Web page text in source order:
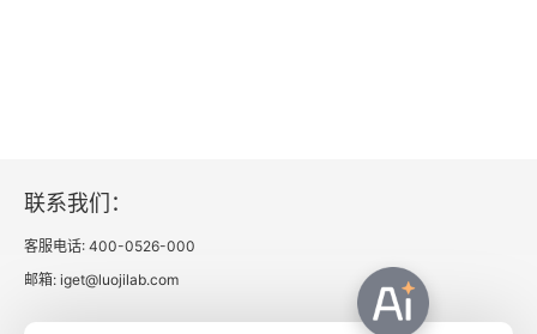
联系我们：
客服电话: 400-0526-000
邮箱: iget@luojilab.com